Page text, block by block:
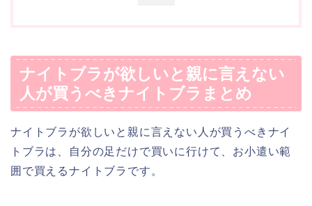
ナイトブラが欲しいと親に言えない
人が買うべきナイトブラまとめ
ナイトブラが欲しいと親に言えない人が買うべきナイ
トブラは、自分の足だけで買いに行けて、お小遣い範
囲で買えるナイトブラです。